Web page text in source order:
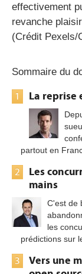
effectivement
revanche
(Crédit Pexels/
Sommaire du
1 La reprise
partout en
2
Les
mains
C'est de
les
prédictions sur
3
Vers une